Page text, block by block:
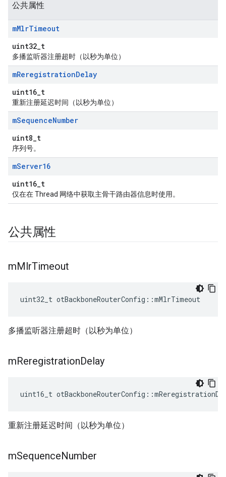
公共属性
mMlrTimeout
uint32_t
多播监听器注册超时（以秒为单位）
mReregistrationDelay
uint16_t
重新注册延迟时间（以秒为单位）
mSequenceNumber
uint8_t
序列号。
mServer16
uint16_t
仅在在 Thread 网络中获取主骨干路由器信息时使用。
公共属性
mMlrTimeout
uint32_t otBackboneRouterConfig ::mMlrTimeout
多播监听器注册超时（以秒为单位）
mReregistrationDelay
uint16_t otBackboneRouterConfig ::
重新注册延迟时间（以秒为单位）
mSequenceNumber